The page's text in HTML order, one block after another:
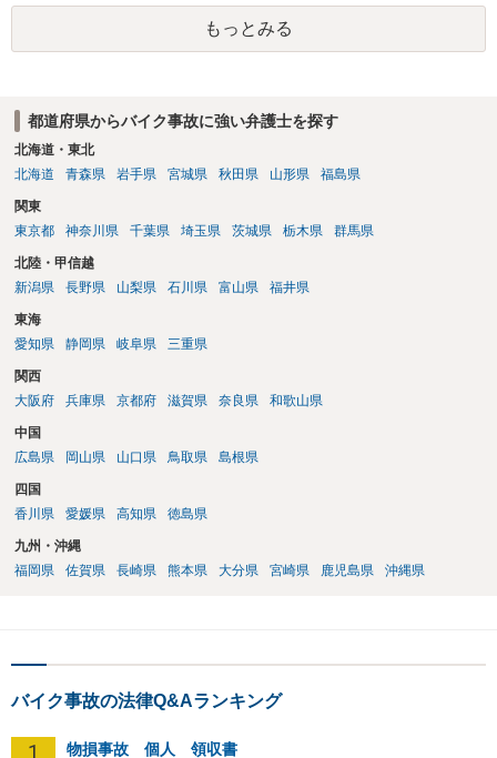
外転が健側の約２分の１に制限されているとのことですので、数値上
は肩関節の機能障害として１０級１０号や１２級６号などの後遺障害
が検討対象になり得ると考えられます。もっとも、実際の認定では、
無、治療経過、医師の後遺障害診断書の記載内容などが総合的に検討
されます。事故から２か月後にMRIで判明したとのことですので、そ
の間も一貫して肩の痛みや可動域制限を訴えていたかが重要です。ま
ではなく外傷性を主張するうえで意味を持つ可能性があります。一方
で、骨挫傷や骨折所見がないこと、骨内ガングリオン等の記載がある
ことから、自賠責側が既往・変性を問題にする可能性もあるように思
自動・他動可動域、MRI所見、日常生活・仕事上の支障を具体的に記
載してもらうことが重要です。MRI画像、診療録、リハビリ記録、事
故直後からの症状経過も確認したうえで申請することが望ましいでし
もっとみる
都道府県からバイク事故に強い弁護士を探す
北海道・東北
北海道
青森県 岩手県 宮城県 秋田県 山形県 福島県
関東
東京都
神奈川県 千葉県 埼玉県 茨城県 栃木県 群馬県
北陸・甲信越
新潟県
長野県 山梨県 石川県 富山県 福井県
東海
愛知県
静岡県 岐阜県 三重県
関西
大阪府
兵庫県 京都府 滋賀県 奈良県 和歌山県
中国
広島県
岡山県 山口県 鳥取県 島根県
四国
香川県
愛媛県 高知県 徳島県
九州・沖縄
福岡県
佐賀県 長崎県 熊本県 大分県 宮崎県 鹿児島県 沖縄県
バイク事故の法律Q&Aランキング
1 物損事故 個人 領収書